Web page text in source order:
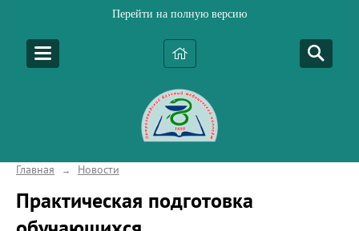
Перейти на полную версию
Главная → Новости
Практическая подготовка